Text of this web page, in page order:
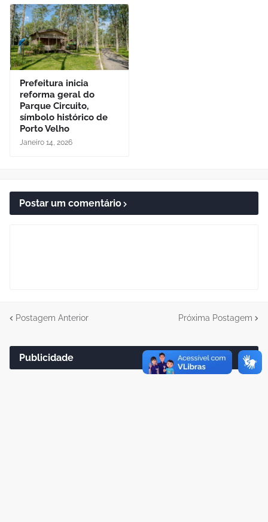
Prefeitura inicia
reforma geral do
Parque Circuito,
símbolo histórico de
Porto Velho
Janeiro 14, 2026
Postar um comentário
Postagem Anterior Próxima Postagem
Publicidade